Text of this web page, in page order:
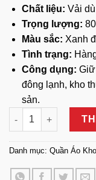
Chất liệu: Vải
Trọng lượng:
Màu sắc: Xanh
Tình trạng:
Công dụng: Giữ
đông lạnh, kho
sản.
Quần Áo Kho Lạnh
Danh mục: Quần Áo